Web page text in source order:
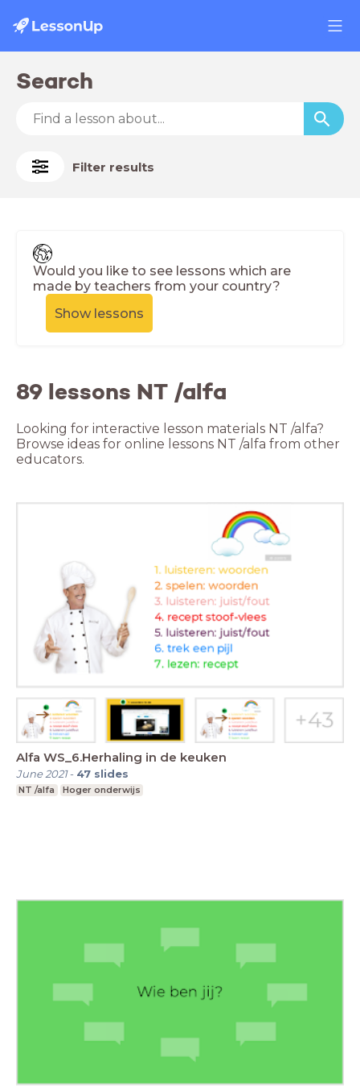
Search
Filter results
Would you like to see lessons which are
made by teachers from your country?
Show lessons
89 lessons NT /alfa
Looking for interactive lesson materials NT /alfa?
Browse ideas for online lessons NT /alfa from other
educators.
Alfa WS_6.Herhaling in de keuken
June 2021- 47 slides
NT /alfa Hoger onderwijs